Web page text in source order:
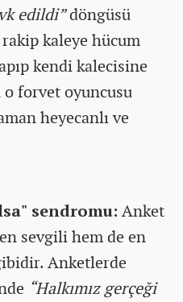
edildi”döngüsü
kaleye hücum
kendi kalecisine
forvet oyuncusu
heyecanlı ve
sendromu: Anket
sevgili hem de en
Anketlerde
“Halkımız gerçeği